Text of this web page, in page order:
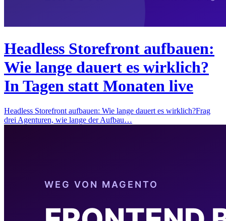
Headless Storefront aufbauen:
Wie lange dauert es wirklich?
In Tagen statt Monaten live
Headless Storefront aufbauen: Wie lange dauert es wirklich?Frag
drei Agenturen, wie lange der Aufbau…